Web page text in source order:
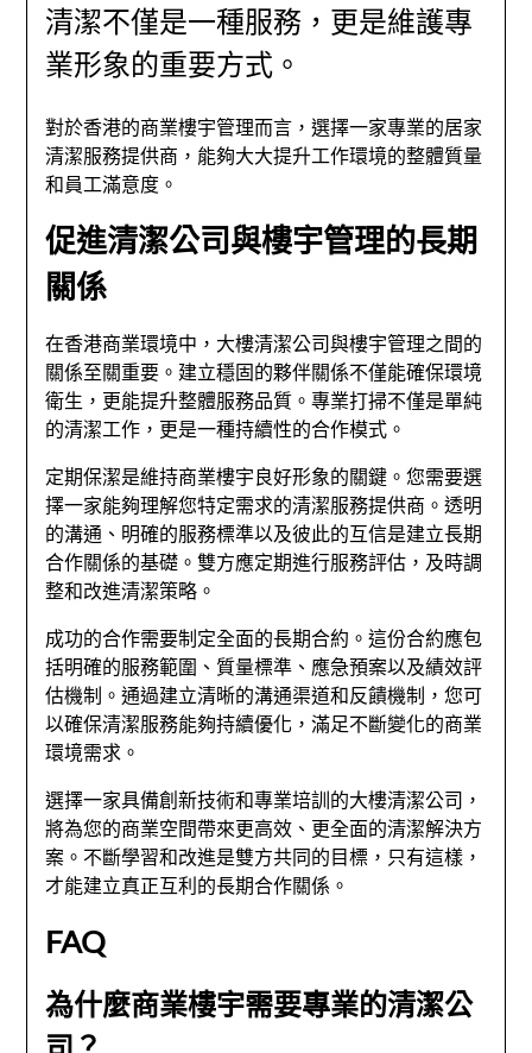
清潔不僅是一種服務，更是維護專
業形象的重要方式。
對於香港的商業樓宇管理而言，選擇一家專業的居家
清潔服務提供商，能夠大大提升工作環境的整體質量
和員工滿意度。
促進清潔公司與樓宇管理的長期
關係
在香港商業環境中，大樓清潔公司與樓宇管理之間的
關係至關重要。建立穩固的夥伴關係不僅能確保環境
衛生，更能提升整體服務品質。專業打掃不僅是單純
的清潔工作，更是一種持續性的合作模式。
定期保潔是維持商業樓宇良好形象的關鍵。您需要選
擇一家能夠理解您特定需求的清潔服務提供商。透明
的溝通、明確的服務標準以及彼此的互信是建立長期
合作關係的基礎。雙方應定期進行服務評估，及時調
整和改進清潔策略。
成功的合作需要制定全面的長期合約。這份合約應包
括明確的服務範圍、質量標準、應急預案以及績效評
估機制。通過建立清晰的溝通渠道和反饋機制，您可
以確保清潔服務能夠持續優化，滿足不斷變化的商業
環境需求。
選擇一家具備創新技術和專業培訓的大樓清潔公司，
將為您的商業空間帶來更高效、更全面的清潔解決方
案。不斷學習和改進是雙方共同的目標，只有這樣，
才能建立真正互利的長期合作關係。
FAQ
為什麼商業樓宇需要專業的清潔公